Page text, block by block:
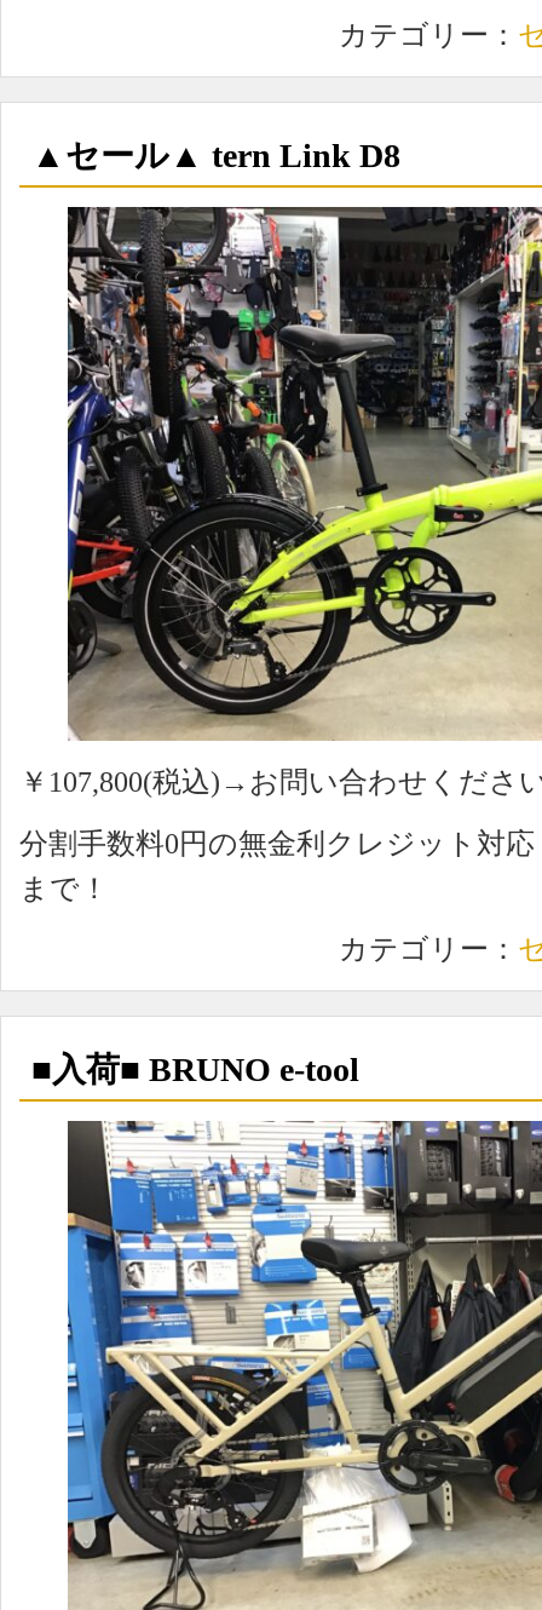
カテゴリー：
▲セール▲ tern Link D8
￥107,800(税込)→お問い合わせくださ
分割手数料0円の無金利クレジット対
まで！
カテゴリー：
■入荷■ BRUNO e-tool